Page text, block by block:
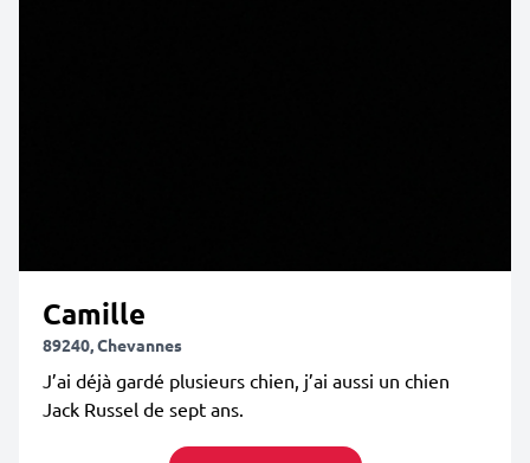
Camille
89240, Chevannes
J’ai déjà gardé plusieurs chien, j’ai aussi un chien
Jack Russel de sept ans.